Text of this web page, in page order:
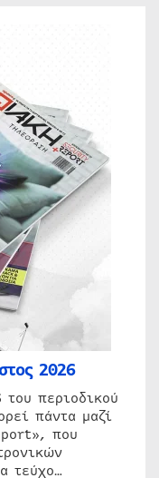
2026
περιοδικού
πάντα μαζί
που
τεύχο…